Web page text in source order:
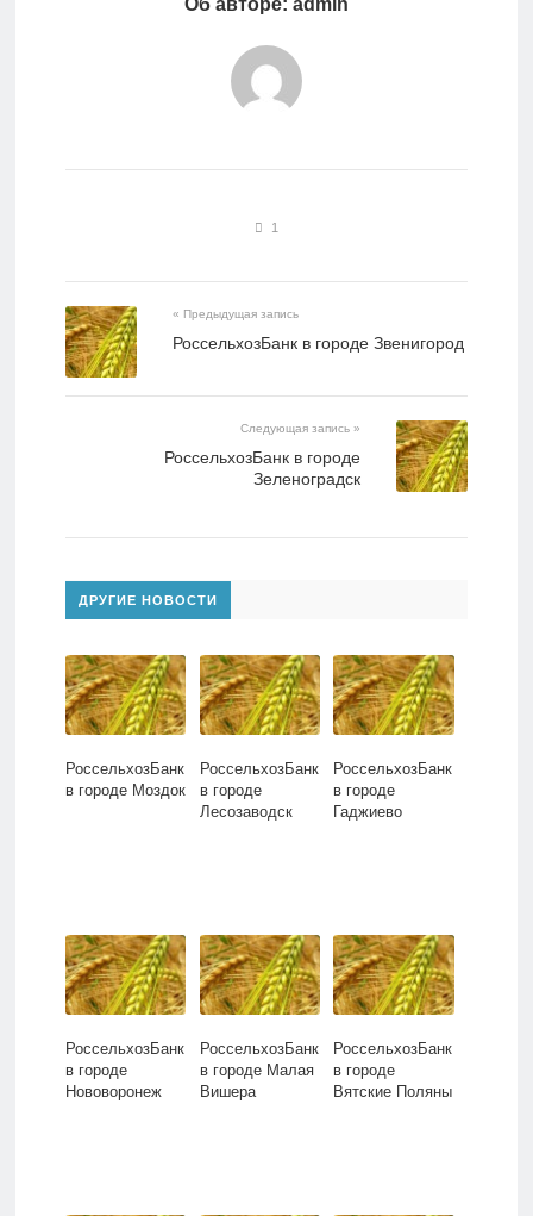
Об авторе: admin
1
« Предыдущая запись
РоссельхозБанк в городе Звенигород
Следующая запись »
РоссельхозБанк в городе
Зеленоградск
ДРУГИЕ НОВОСТИ
РоссельхозБанк
в городе Моздок
РоссельхозБанк
в городе
Лесозаводск
РоссельхозБанк
в городе
Гаджиево
РоссельхозБанк
в городе
Нововоронеж
РоссельхозБанк
в городе Малая
Вишера
РоссельхозБанк
в городе
Вятские Поляны